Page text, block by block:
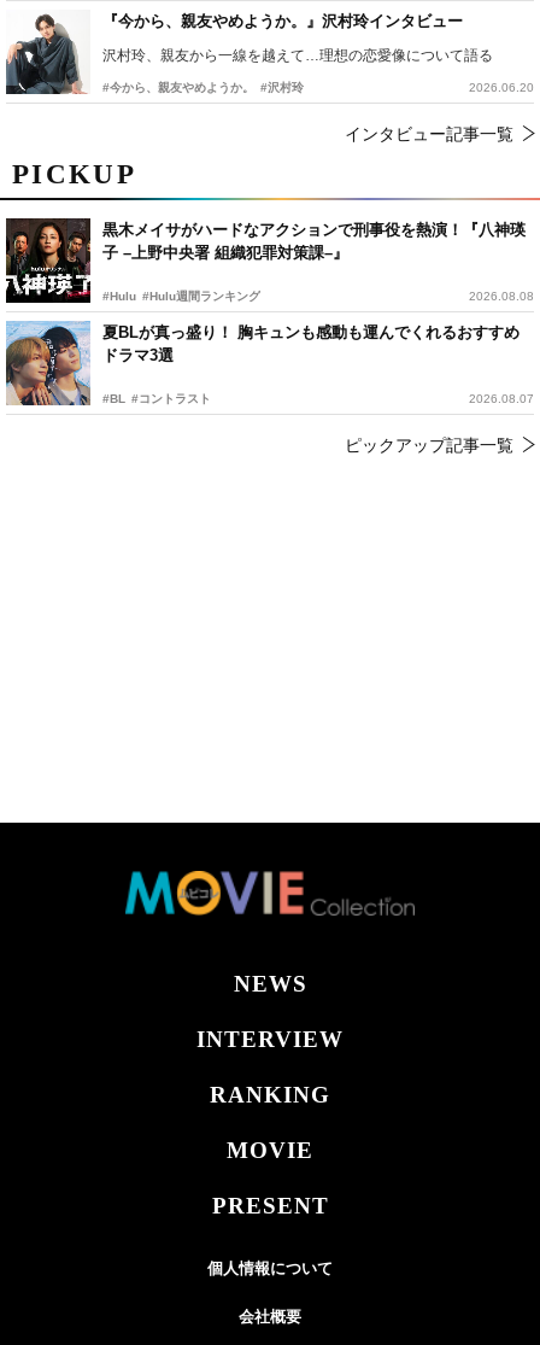
PICKUP
黒木メイサがハードなアクションで刑事役を熱演！『八神瑛
子 –上野中央署 組織犯罪対策課–』
#Hulu #Hulu週間ランキング 2026.08.08
夏BLが真っ盛り！ 胸キュンも感動も運んでくれるおすすめ
ドラマ3選
#BL #コントラスト 2026.08.07
ピックアップ記事一覧
『今から、親友やめようか。』沢村玲インタビュー
沢村玲、親友から一線を越えて…理想の恋愛像について語る
#今から、親友やめようか。 #沢村玲 2026.06.20
インタビュー記事一覧
NEWS
INTERVIEW
RANKING
MOVIE
PRESENT
個人情報について
会社概要